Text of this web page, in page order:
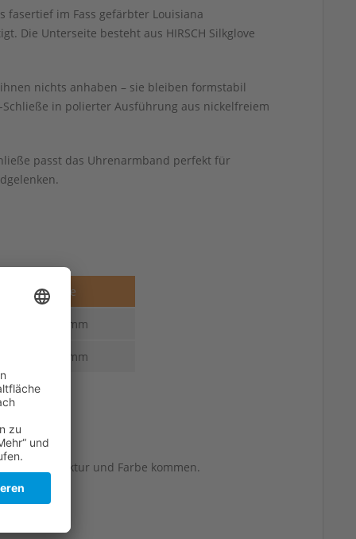
fasertief im Fass gefärbter Louisiana
Die Unterseite besteht aus HIRSCH Silkglove
nichts anhaben – sie bleiben formstabil
Schließe in polierter Ausführung aus nickelfreiem
passt das Uhrenarmband perfekt für
Stärke
3,6-2,2 mm
4,0-2,2 mm
und Farbe kommen.